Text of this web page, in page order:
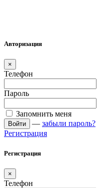
Авторизация
×
Телефон
Пароль
Запомнить меня
Войти — забыли пароль?
Регистрация
Регистрация
×
Телефон